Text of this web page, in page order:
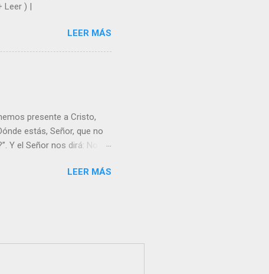
Leer ) |
LEER MÁS
presente a Cristo,
estás, Señor, que no
Y el Señor nos dirá: No
dejo a nadie sólo con
LEER MÁS